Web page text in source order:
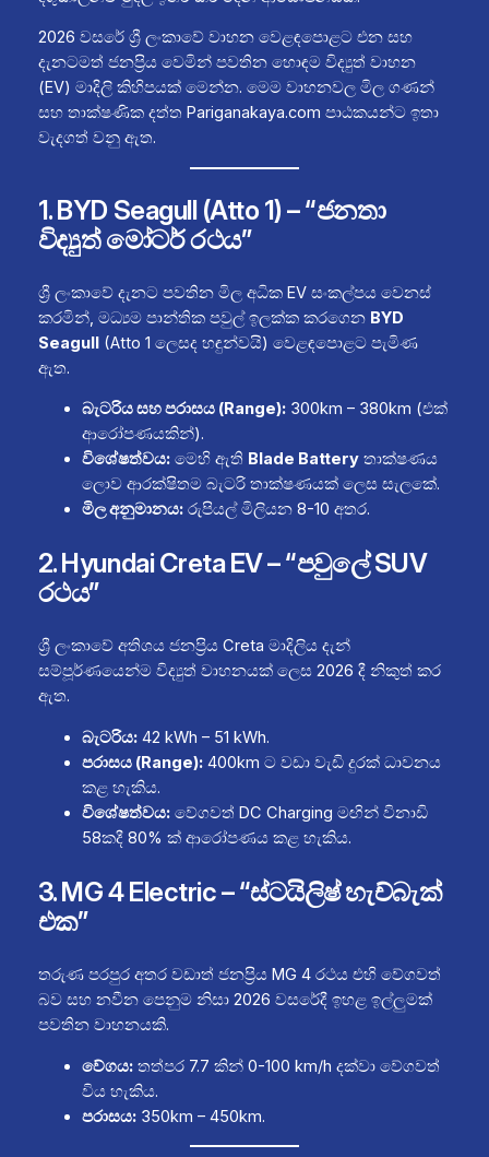
2026 වසරේ ශ්‍රී ලංකාවේ වාහන වෙළඳපොළට එන සහ
දැනටමත් ජනප්‍රිය වෙමින් පවතින හොඳම විද්‍යුත් වාහන
(EV) මාදිලි කිහිපයක් මෙන්න. මෙම වාහනවල මිල ගණන්
සහ තාක්ෂණික දත්ත Pariganakaya.com පාඨකයන්ට ඉතා
වැදගත් වනු ඇත.
1. BYD Seagull (Atto 1) – “ජනතා
විද්‍යුත් මෝටර් රථය”
ශ්‍රී ලංකාවේ දැනට පවතින මිල අධික EV සංකල්පය වෙනස්
කරමින්, මධ්‍යම පාන්තික පවුල් ඉලක්ක කරගෙන BYD
Seagull(Atto 1 ලෙසද හඳුන්වයි) වෙළඳපොළට පැමිණ
ඇත.
බැටරිය සහ පරාසය (Range):300km – 380km (එක්
ආරෝපණයකින්).
විශේෂත්වය:මෙහි ඇති Blade Batteryතාක්ෂණය
ලොව ආරක්ෂිතම බැටරි තාක්ෂණයක් ලෙස සැලකේ.
මිල අනුමානය:රුපියල් මිලියන 8-10 අතර.
2. Hyundai Creta EV – “පවුලේ SUV
රථය”
ශ්‍රී ලංකාවේ අතිශය ජනප්‍රිය Creta මාදිලිය දැන්
සම්පූර්ණයෙන්ම විද්‍යුත් වාහනයක් ලෙස 2026 දී නිකුත් කර
ඇත.
බැටරිය:42 kWh – 51 kWh.
පරාසය (Range):400km ට වඩා වැඩි දුරක් ධාවනය
කළ හැකිය.
විශේෂත්වය:වේගවත් DC Charging මඟින් විනාඩි
58කදී 80% ක් ආරෝපණය කළ හැකිය.
3. MG 4 Electric – “ස්ටයිලිෂ් හැච්බැක්
එක”
තරුණ පරපුර අතර වඩාත් ජනප්‍රිය MG 4 රථය එහි වේගවත්
බව සහ නවීන පෙනුම නිසා 2026 වසරේදී ඉහළ ඉල්ලුමක්
පවතින වාහනයකි.
වේගය:තත්පර 7.7 කින් 0-100 km/h දක්වා වේගවත්
විය හැකිය.
පරාසය:350km – 450km.